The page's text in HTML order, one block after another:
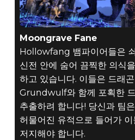
Moongrave Fane
Hollowfang 뱀파이어들은
신전 안에 숨어 끔찍한 의식
하고 있습니다. 이들은 드래
Grundwulf와 함께 포획한
추출하려 합니다! 당신과 팀
허물어진 유적으로 들어가
저지해야 합니다.